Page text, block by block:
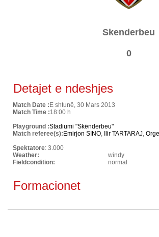
Skenderbeu
0
Detajet e ndeshjes
Match Date : E shtunë, 30 Mars 2013
Match Time :18:00 h
Playground :Stadiumi "Skënderbeu"
Match referee(s): Emirjon SINO, Ilir TARTARAJ,
Spektatore: 3.000
Weather:
windy
Fieldcondition:
normal
Formacionet